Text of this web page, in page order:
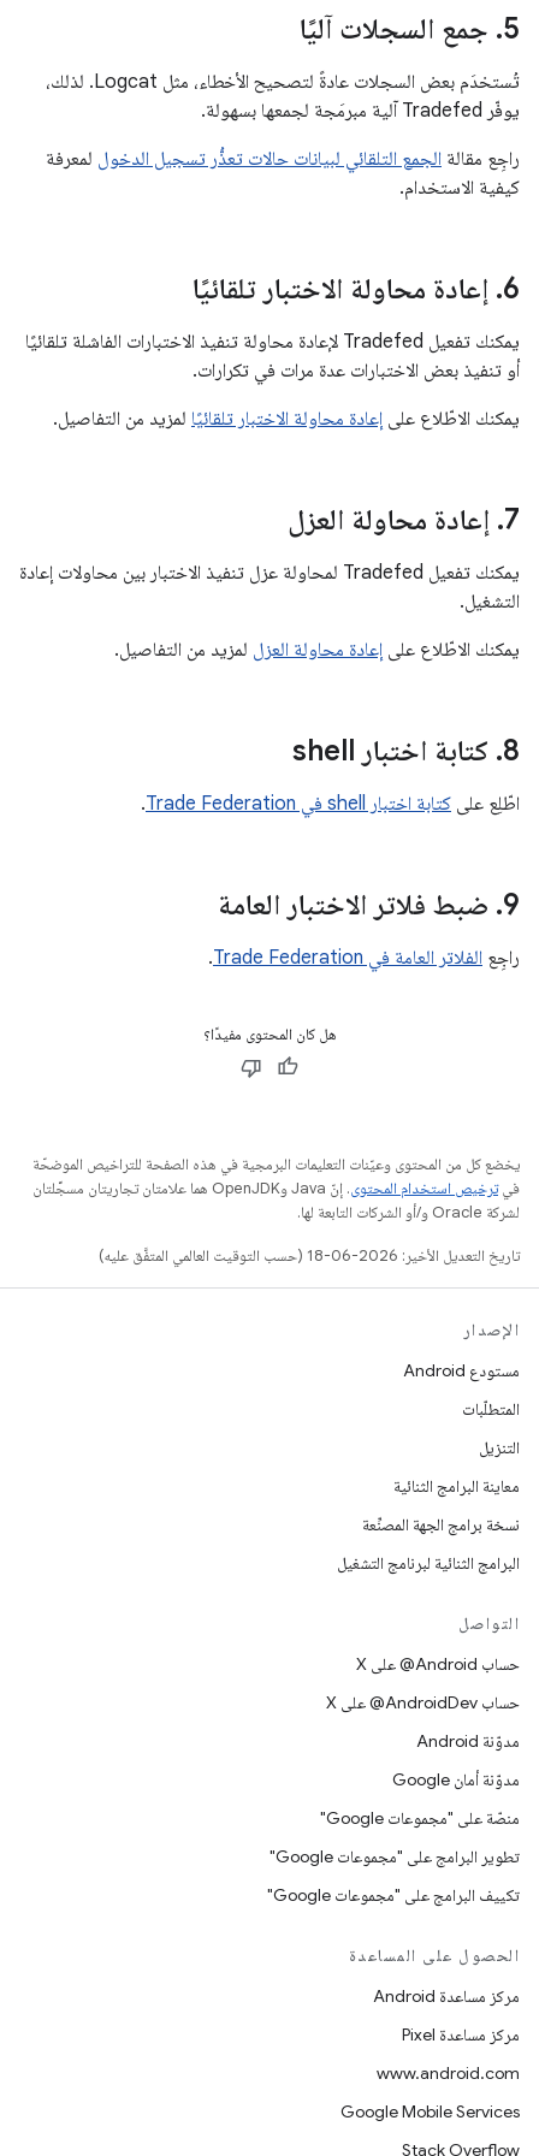
5
. جمع السجلات آليًا
تُستخدَم بعض السجلات عادةً لتصحيح الأخطاء، مثل Logcat. لذلك،
يوفّر Tradefed آلية مبرمَجة لجمعها بسهولة.
راجِع مقالة الجمع التلقائي لبيانات حالات تعذُّر تسجيل الدخول لمعرفة
كيفية الاستخدام.
6
. إعادة محاولة الاختبار تلقائيًا
يمكنك تفعيل Tradefed لإعادة محاولة تنفيذ الاختبارات الفاشلة تلقائيًا
أو تنفيذ بعض الاختبارات عدة مرات في تكرارات.
يمكنك الاطّلاع على إعادة محاولة الاختبار تلقائيًا لمزيد من التفاصيل.
7
. إعادة محاولة العزل
يمكنك تفعيل Tradefed لمحاولة عزل تنفيذ الاختبار بين محاولات إعادة
التشغيل.
يمكنك الاطّلاع على إعادة محاولة العزل لمزيد من التفاصيل.
8
. كتابة اختبار shell
اطّلِع على كتابة اختبار shell في Trade Federation .
9
. ضبط فلاتر الاختبار العامة
راجِع الفلاتر العامة في Trade Federation .
هل كان المحتوى مفيدًا؟
يخضع كل من المحتوى وعيّنات التعليمات البرمجية في هذه الصفحة للتراخيص الموضحّة
فيترخيص استخدام المحتوى
. إنّ Java وOpenJDK هما علامتان تجاريتان مسجَّلتان
لشركة Oracle و/أو الشركات التابعة لها.
تاريخ التعديل الأخير: 2026-06-18 (حسب التوقيت العالمي المتفَّق عليه)
الإصدار
مستودع Android
المتطلّبات
التنزيل
معاينة البرامج الثنائية
نسخة برامج الجهة المصنِّعة
البرامج الثنائية لبرنامج التشغيل
التواصل
حساب ‎@Android على X
حساب ‎@AndroidDev على X
مدوّنة Android
مدوّنة أمان Google
منصّة على "مجموعات Google"
تطوير البرامج على "مجموعات Google"
تكييف البرامج على "مجموعات Google"
الحصول على المساعدة
مركز مساعدة Android
مركز مساعدة Pixel
www.android.com
Google Mobile Services
Stack Overflow